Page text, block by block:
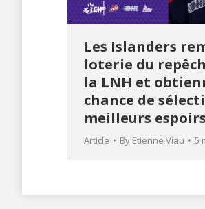
Les Islanders
loterie du
la LNH et
chance de
meilleurs
Article By Etienne Viau 5